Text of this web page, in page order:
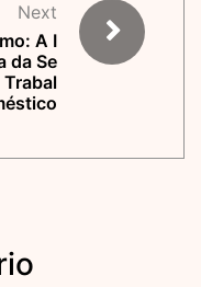
Next
A I
da Se